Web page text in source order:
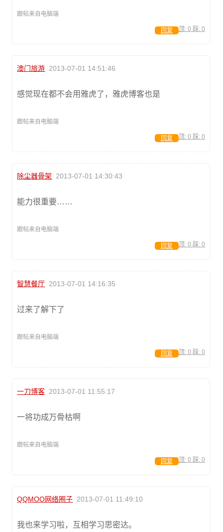
跟帖来自电脑端
顶: 0 踩: 0
回复
澳门旅游 2013-07-01 14:51:46
感觉现在都不会用雅虎了，雅虎博客也是
跟帖来自电脑端
顶: 0 踩: 0
回复
除尘器骨架 2013-07-01 14:30:43
能力很重要……
跟帖来自电脑端
顶: 0 踩: 0
回复
智慧餐厅 2013-07-01 14:16:35
过来了解下了
跟帖来自电脑端
顶: 0 踩: 0
回复
一刀博客 2013-07-01 11:55:17
一将功成万骨枯啊
跟帖来自电脑端
顶: 0 踩: 0
回复
QQMOO网络圈子 2013-07-01 11:49:10
我也来学习啦，互相学习思密达。